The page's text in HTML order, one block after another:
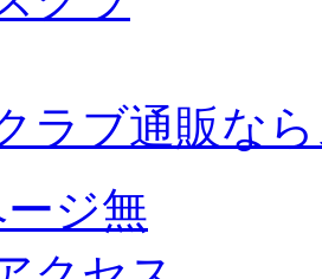
ラブ通販な